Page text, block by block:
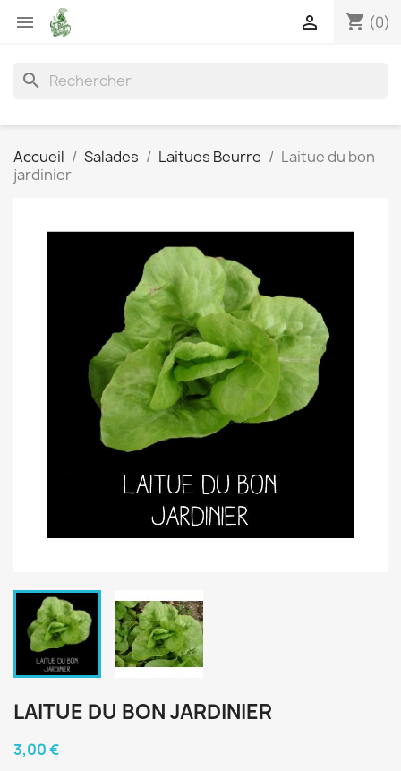
 shopping_cart (0)

search
Accueil Salades Laitues Beurre
Laitue du bon
jardinier
LAITUE DU BON JARDINIER
3,00 €